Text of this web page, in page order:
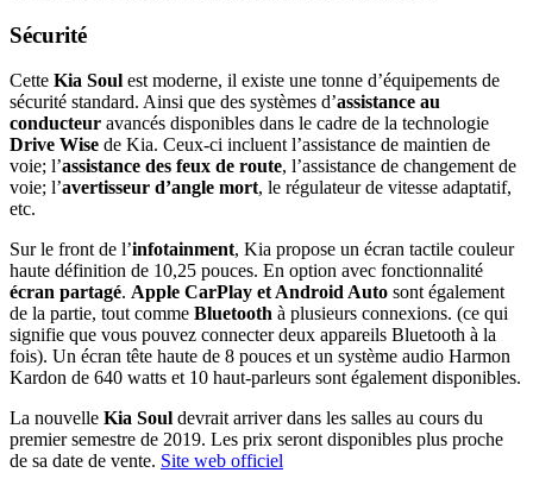
Sécurité
Cette Kia Soul est moderne, il existe une tonne d’équipements de
sécurité standard. Ainsi que des systèmes d’assistance au
conducteur avancés disponibles dans le cadre de la technologie
Drive Wise de Kia. Ceux-ci incluent l’assistance de maintien de
voie; l’assistance des feux de route, l’assistance de changement de
voie; l’avertisseur d’angle mort, le régulateur de vitesse adaptatif,
etc.
Sur le front de l’infotainment, Kia propose un écran tactile couleur
haute définition de 10,25 pouces. En option avec fonctionnalité
écran partagé. Apple CarPlay et Android Auto sont également
de la partie, tout comme Bluetooth à plusieurs connexions. (ce qui
signifie que vous pouvez connecter deux appareils Bluetooth à la
fois). Un écran tête haute de 8 pouces et un système audio Harmon
Kardon de 640 watts et 10 haut-parleurs sont également disponibles.
La nouvelle Kia Soul devrait arriver dans les salles au cours du
premier semestre de 2019. Les prix seront disponibles plus proche
de sa date de vente. Site web officiel